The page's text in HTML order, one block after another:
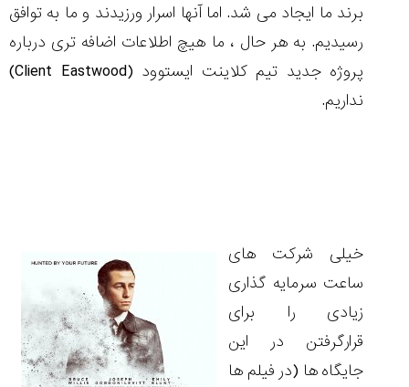
برند ما ایجاد می شد. اما آنها اسرار ورزیدند و ما به توافق
رسیدیم. به هر حال ، ما هیچ اطلاعات اضافه تری درباره
پروژه جدید تیم کلاینت ایستوود(Client Eastwood)
نداریم.
خیلی شرکت های
ساعت سرمایه گذاری
زیادی را برای
قرارگرفتن در این
جایگاه ها (در فیلم ها